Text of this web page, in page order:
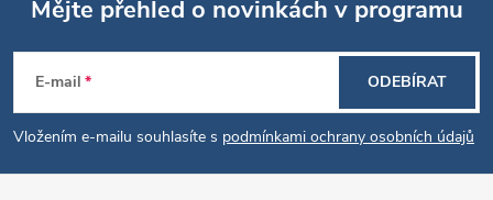
Z
á
p
Mějte přehled o novinkách v programu
E-mail
Vložením e-mailu souhlasíte s podmínkami ochrany osobních údajů
ODEBÍRAT